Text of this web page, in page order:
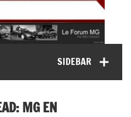
MG Contact
MG A, Midget…)SIDEBAR
MG EN